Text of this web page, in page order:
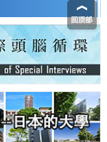
保護受損神經細胞的
示橡膠—黃銅黏接界面
設計開闢道路
抑制老化與炎症，有